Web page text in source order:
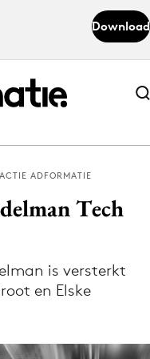
Download
Abonneer nu
Abonneer nu
de Adformatie
ADFORMATIE
Tech
is versterkt
en Elske